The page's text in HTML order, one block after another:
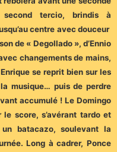
second tercio, brindis à
centre avec douceur
de « Degollado », d’Ennio
changements de mains,
se reprit bien sur les
musique… puis de perdre
accumulé ! Le Domingo
le score, s’avérant tardo et
batacazo, soulevant la
Long à cadrer, Ponce